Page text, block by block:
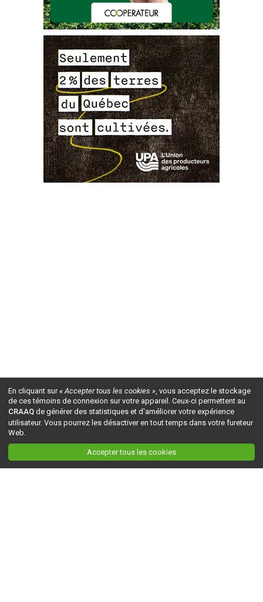
En cliquant sur« Accepter tous les cookies », vous acceptez le stockage
de ces témoins de connexion sur votre appareil. Ceux-ci permettent au
CRAAQ de générer des statistiques et d'améliorer votre expérience
utilisateur. Vous pourrez les désactiver en tout temps dans votre fureteur
Web.
Accepter tous les cookies